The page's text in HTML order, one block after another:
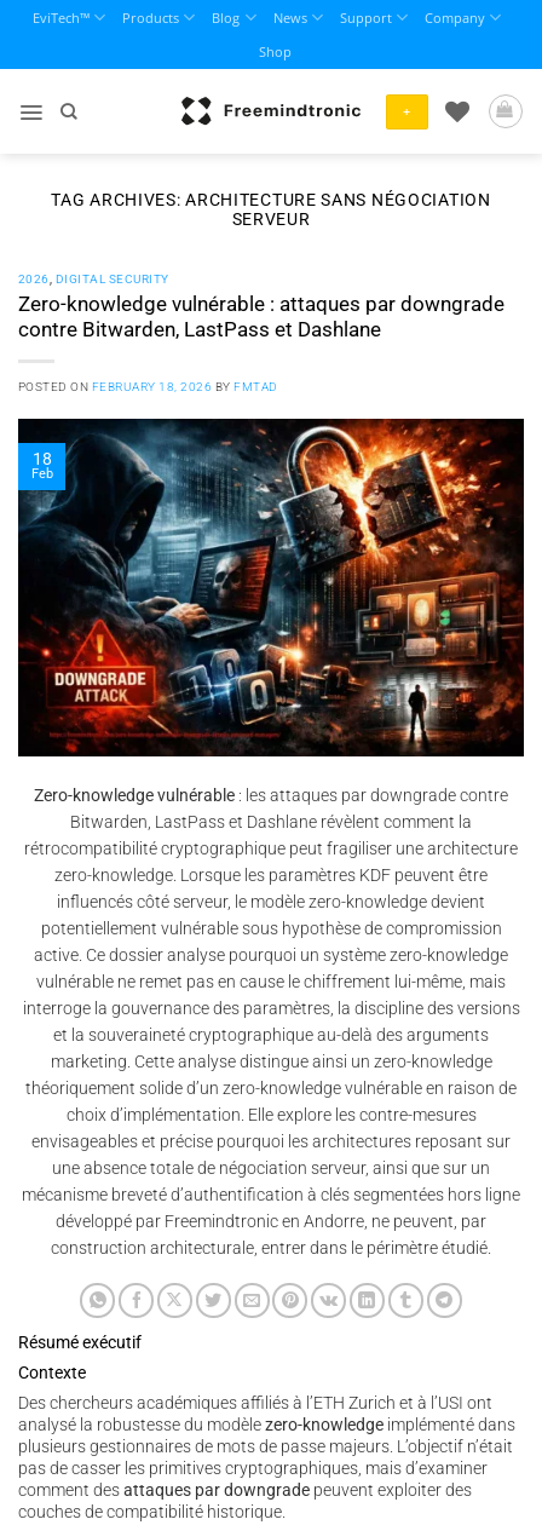
content
EviTech™ Products Blog News Support
Company
Shop
+
TAG ARCHIVES:ARCHITECTURE SANS NÉGOCIATION
SERVEUR
2026 DIGITAL SECURITY
Zero-knowledge vulnérable : attaques par downgrade
contre Bitwarden, LastPass et Dashlane
POSTED ON FEBRUARY 18, 2026 BYFMTAD
18
Feb
Zero-knowledge vulnérable : les attaques par downgrade contre
Bitwarden, LastPass et Dashlane révèlent comment la
rétrocompatibilité cryptographique peut fragiliser une architecture
zero-knowledge. Lorsque les paramètres KDF peuvent être
influencés côté serveur, le modèle zero-knowledge devient
potentiellement vulnérable sous hypothèse de compromission
active. Ce dossier analyse pourquoi un système zero-knowledge
vulnérable ne remet pas en cause le chiffrement lui-même, mais
interroge la gouvernance des paramètres, la discipline des versions
et la souveraineté cryptographique au-delà des arguments
marketing. Cette analyse distingue ainsi un zero-knowledge
théoriquement solide d’un zero-knowledge vulnérable en raison de
choix d’implémentation. Elle explore les contre-mesures
envisageables et précise pourquoi les architectures reposant sur
une absence totale de négociation serveur, ainsi que sur un
mécanisme breveté d’authentification à clés segmentées hors ligne
développé par Freemindtronic en Andorre, ne peuvent, par
construction architecturale, entrer dans le périmètre étudié.
Résumé exécutif
Contexte
Des chercheurs académiques affiliés à l’ETH Zurich et à l’USI ont
analysé la robustesse du modèlezero-knowledge implémenté dans
plusieurs gestionnaires de mots de passe majeurs. L’objectif n’était
pas de casser les primitives cryptographiques, mais d’examiner
comment desattaques par downgrade peuvent exploiter des
couches de compatibilité historique.